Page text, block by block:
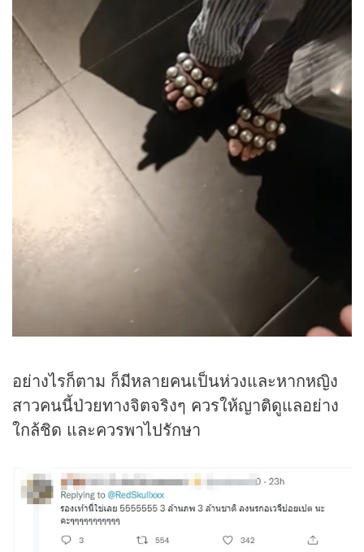
อย่างไรก็ตาม ก็มีหลายคนเป็นห่วงและหากหญิง
สาวคนนี้ป่วยทางจิตจริงๆ ควรให้ญาติดูแลอย่าง
ใกล้ชิด และควรพาไปรักษา